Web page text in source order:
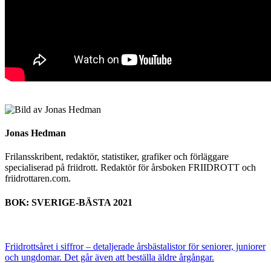
Jonas Hedman
Frilansskribent, redaktör, statistiker, grafiker och förläggare
specialiserad på friidrott. Redaktör för årsboken FRIIDROTT och
friidrottaren.com.
BOK: SVERIGE-BÄSTA 2021
Friidrottsåret i siffror – detaljerade årsbästalistor för seniorer, juniorer
och ungdomar. Det går även att beställa äldre årgångar.